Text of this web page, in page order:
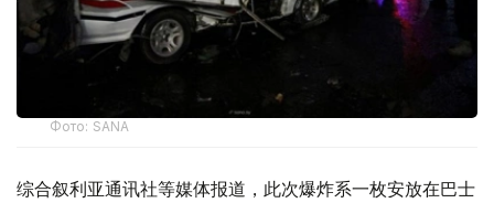
Фото: SANA
综合叙利亚通讯社等媒体报道，此次爆炸系一枚安放在巴士